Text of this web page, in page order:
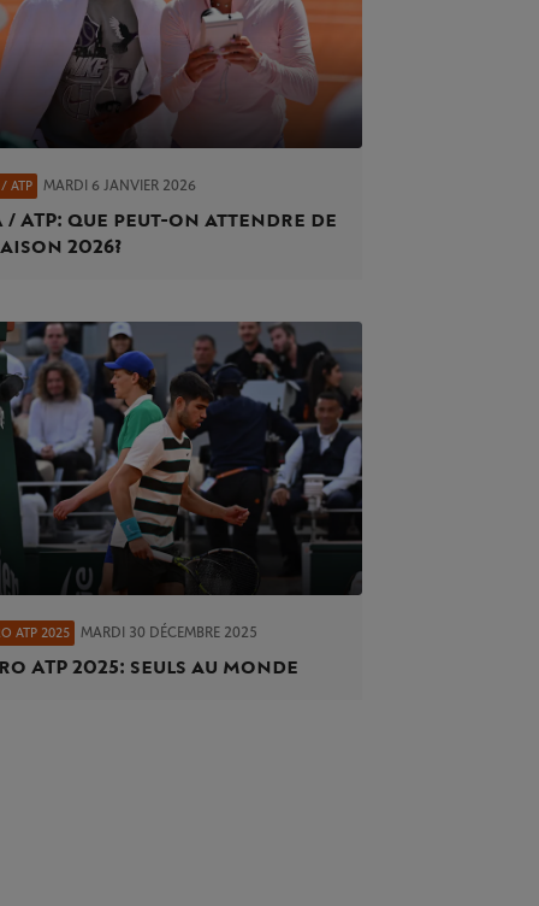
ATP MARDI 6 JANVIER 2026
/ ATP : que peut-on attendre de
2026 ?
ATP 2025 MARDI 30 DÉCEMBRE 2025
ATP 2025 : seuls au monde